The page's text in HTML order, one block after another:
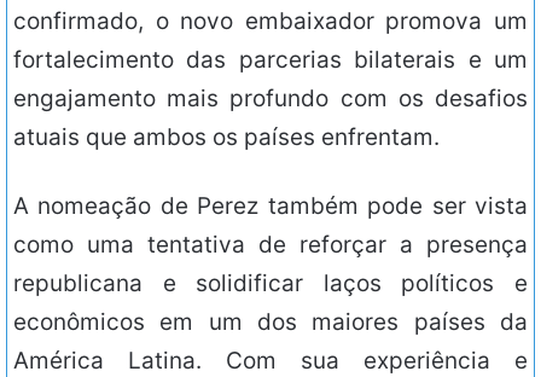
confirmado, o novo embaixador promova um
fortalecimento das parcerias bilaterais e um
engajamento mais profundo com os desafios
atuais que ambos os países enfrentam.
A nomeação de Perez também pode ser vista
como uma tentativa de reforçar a presença
republicana e solidificar laços políticos e
econômicos em um dos maiores países da
América Latina. Com sua experiência e